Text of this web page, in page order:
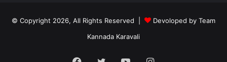
© Copyright 2026, All Rights Reserved |
Devoloped by Team
Kannada Karavali